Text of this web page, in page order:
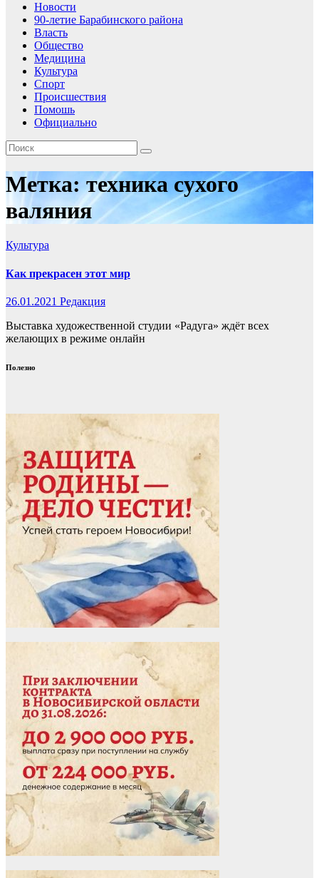
Новости
90-летие Барабинского района
Власть
Общество
Медицина
Культура
Спорт
Происшествия
Помошь
Официально
Метка:техника сухого
валяния
Культура
Как прекрасен этот мир
26.01.2021 Редакция
Выставка художественной студии «Радуга» ждёт всех
желающих в режиме онлайн
Полезно